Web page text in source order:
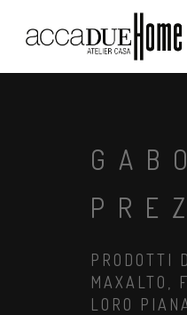
PRODOTTI
MAXALTO,
LORO